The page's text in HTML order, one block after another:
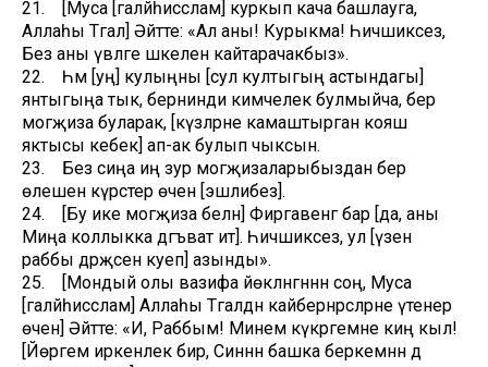
21. [Муса [галәйһиссәлам] куркып кача башлауга,
Аллаһы Тәгалә] Әйтте: «Ал аны! Курыкма! Һичшиксез,
Без аны әүвәлге шәкеленә кайтарачакбыз».
22. Һәм [уң] кулыңны [сул култыгың астындагы]
янтыгыңа тык, бернинди кимчелек булмыйча, бер
могҗиза буларак, [күзләрне камаштырган кояш
яктысы кебек] ап-ак булып чыксын.
23. Без сиңа иң зур могҗизаларыбыздан бер
өлешен күрсәтер өчен [эшлибез].
24. [Бу ике могҗиза белән] Фиргавенгә бар [да, аны
Миңа коллыкка дәгъват ит]. Һичшиксез, ул [үзен
раббы дәрәҗәсенә куеп] азынды».
25. [Мондый олы вазифа йөкләнгәннән соң, Муса
[галәйһиссәлам] Аллаһы Тәгаләдән кайбернәрсәләрне үтенер
өчен] Әйтте: «И, Раббым! Минем күкрәгемне киң кыл!
[Йөрәгемә иркенлек бир, Синнән башка беркемнән дә